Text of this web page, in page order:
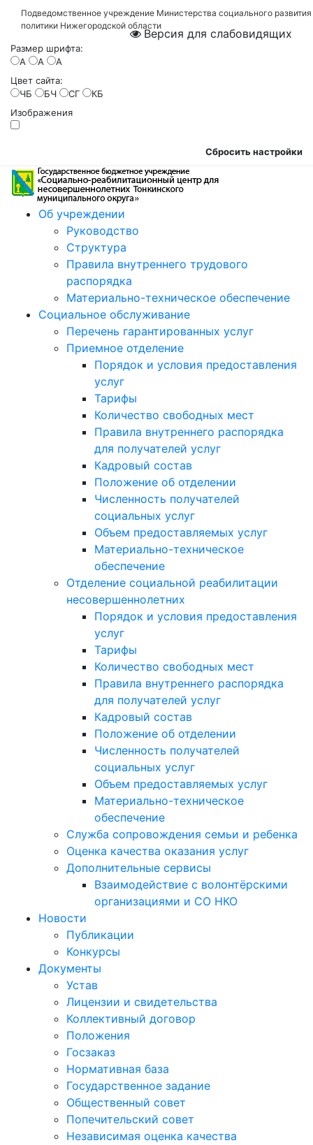
Подведомственное учреждение Министерства социального
политики Нижегородской области
Версия для слабовидящих
Размер шрифта:
A
A
A
Цвет сайта:
ЧБ
БЧ СГ
КБ
Изображения
Сбросить настройки
Об учреждении
Руководство
Структура
Правила внутреннего трудового
распорядка
Материально-техническое обеспечение
Социальное обслуживание
Перечень гарантированных услуг
Приемное отделение
Порядок и условия предоставления
услуг
Тарифы
Количество свободных мест
Правила внутреннего распорядка
для получателей услуг
Кадровый состав
Положение об отделении
Численность получателей
социальных услуг
Объем предоставляемых услуг
Материально-техническое
обеспечение
Отделение социальной реабилитации
несовершеннолетних
Порядок и условия предоставления
услуг
Тарифы
Количество свободных мест
Правила внутреннего распорядка
для получателей услуг
Кадровый состав
Положение об отделении
Численность получателей
социальных услуг
Объем предоставляемых услуг
Материально-техническое
обеспечение
Служба сопровождения семьи и ребенка
Оценка качества оказания услуг
Дополнительные сервисы
Взаимодействие с волонтёрскими
организациями и СО НКО
Новости
Публикации
Конкурсы
Документы
Устав
Лицензии и свидетельства
Коллективный договор
Положения
Госзаказ
Нормативная база
Государственное задание
Общественный совет
Попечительский совет
Независимая оценка качества